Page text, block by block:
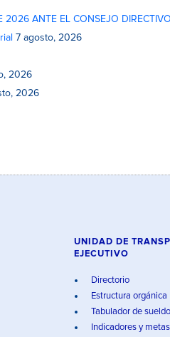
2026 ANTE EL CONSEJO DIRECTIVO
7 agosto, 2026
2026
2026
UNIDAD DE
EJECUTIVO
Directorio
Estructura orgánica
Tabulador de
Indicadores y metas